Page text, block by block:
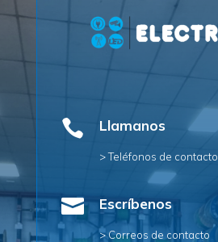
 Llamanos
> Teléfonos de contacto
 Escríbenos
> Correos de contacto